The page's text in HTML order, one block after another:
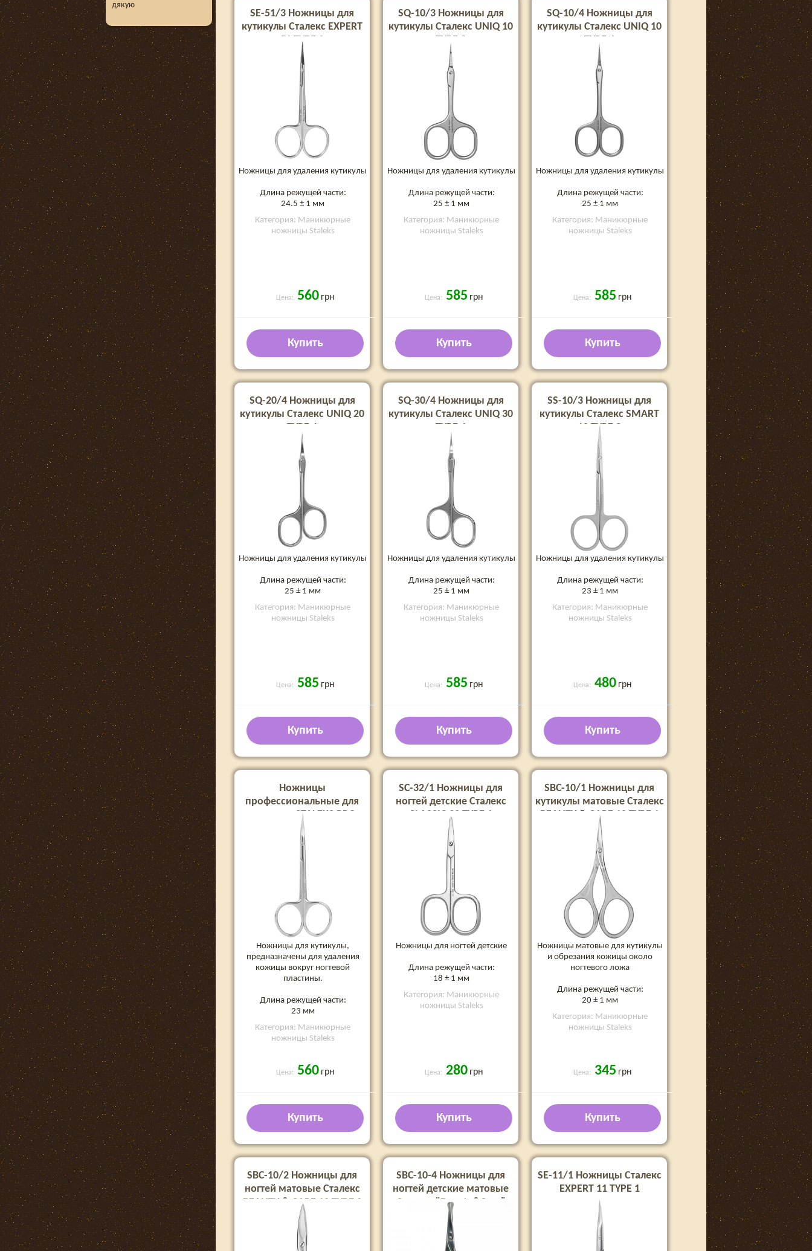
дякую
SE-51/3 Ножницы для
кутикулы Сталекс EXPERT
51 TYPE 3
Ножницы для удаления кутикулы
Длина режущей части:
24.5 ± 1 мм
Категория: Маникюрные
ножницы Staleks
Цена: 560 грн
Купить
SQ-10/3 Ножницы для
кутикулы Сталекс UNIQ 10
TYPE 3
Ножницы для удаления кутикулы
Длина режущей части:
25 ± 1 мм
Категория: Маникюрные
ножницы Staleks
Цена: 585 грн
Купить
SQ-10/4 Ножницы для
кутикулы Сталекс UNIQ 10
TYPE 4
Ножницы для удаления кутикулы
Длина режущей части:
25 ± 1 мм
Категория: Маникюрные
ножницы Staleks
Цена: 585 грн
Купить
SQ-20/4 Ножницы для
кутикулы Сталекс UNIQ 20
TYPE 4
Ножницы для удаления кутикулы
Длина режущей части:
25 ± 1 мм
Категория: Маникюрные
ножницы Staleks
Цена: 585 грн
Купить
SQ-30/4 Ножницы для
кутикулы Сталекс UNIQ 30
TYPE 4
Ножницы для удаления кутикулы
Длина режущей части:
25 ± 1 мм
Категория: Маникюрные
ножницы Staleks
Цена: 585 грн
Купить
SS-10/3 Ножницы для
кутикулы Сталекс SMART
10 TYPE 3
Ножницы для удаления кутикулы
Длина режущей части:
23 ± 1 мм
Категория: Маникюрные
ножницы Staleks
Цена: 480 грн
Купить
Ножницы
профессиональные для
кутикулы STALEKS PRO
EXPERT 50 TYPE 3 SE-50/3
Ножницы для кутикулы,
предназначены для удаления
кожицы вокруг ногтевой
пластины.
Длина режущей части:
23 мм
Категория: Маникюрные
ножницы Staleks
Цена: 560 грн
Купить
SC-32/1 Ножницы для
ногтей детские Сталекс
CLASSIC 32 TYPE 1
Ножницы для ногтей детские
Длина режущей части:
18 ± 1 мм
Категория: Маникюрные
ножницы Staleks
Цена: 280 грн
Купить
SBC-10/1 Ножницы для
кутикулы матовые Сталекс
BEAUTY & CARE 10 TYPE 1
Ножницы матовые для кутикулы
и обрезания кожицы около
ногтевого ложа
Длина режущей части:
20 ± 1 мм
Категория: Маникюрные
ножницы Staleks
Цена: 345 грн
Купить
SBC-10/2 Ножницы для
ногтей матовые Сталекс
BEAUTY & CARE 10 TYPE 2
SBC-10-4 Ножницы для
ногтей детские матовые
Сталекс "Beauty&Care"
SE-11/1 Ножницы Сталекс
EXPERT 11 TYPE 1